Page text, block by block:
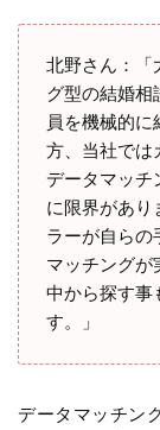
北野さん：「
グ型の結婚相
員を機械的
方、当社では
データマッチ
に限界があり
ラーが自らの
マッチングが
中から探す事
す。」
データマッチン